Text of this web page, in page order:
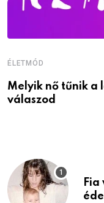
ÉLETMÓD
Melyik nő tűnik a
válaszod